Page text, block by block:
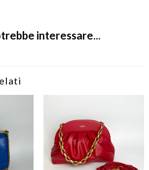
interessare...